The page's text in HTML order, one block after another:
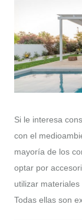
Si le interesa
con el
mayoría de los
optar por
utilizar
Todas ellas son